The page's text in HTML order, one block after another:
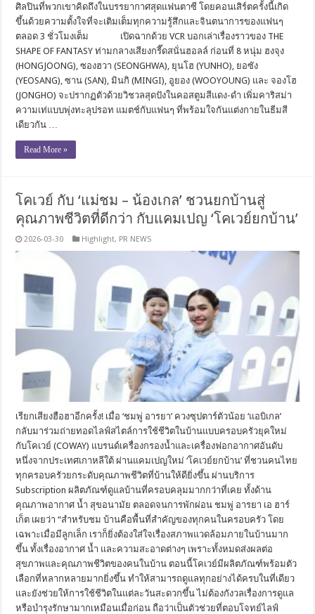
ศิลปินที่พวกเขาคิดถึงในบรรยากาศสุดแฟนตาซี โดยคอนเสิร์ตครั้งนี้เกิด
ขึ้นด้วยความตั้งใจที่จะเติมเต็มทุกความรู้สึกและจินตนาการของแฟนๆ
ตลอด 3 ชั่วโมงเต็ม เปิดฉากด้วย VCR บอกเล่าเรื่องราวของ THE
SHAPE OF FANTASY ท่ามกลางเสียงกรี๊ดสนั่นฮอลล์ ก่อนที่ 8 หนุ่ม ฮงจุง
(HONGJOONG), ซองฮวา (SEONGHWA), ยุนโฮ (YUNHO), ยอซัง
(YEOSANG), ซาน (SAN), มินกิ (MINGI), อูยอง (WOOYOUNG) และ จองโฮ
(JONGHO) จะปรากฏตัวด้วยวิชวลสุดปังในคอสตูมสีแดง-ดำ เพิ่มคาริสม่า
ความเท่แบบพุ่งทะลุปรอท แมตช์กับแฟนๆ ที่พร้อมใจกันแต่งกายในธีมสี
เดียวกัน …
Read More »
โคเวย์ กับ ‘แม่ชม – น้องเกล’ ชวนยกบ้านสู่
คุณภาพชีวิตที่ดีกว่า กับแคมเปญ ‘โคเวย์ยกบ้าน’
2026-03-30 Highlight, PR NEWS
เรียกเสียงฮือฮาอีกครั้ง! เมื่อ ‘ชมพู่ อารยา’ ควงซุปตาร์ตัวน้อย ‘แอบิเกล’
กลับมาร่วมถ่ายทอดไลฟ์สไตล์การใช้ชีวิตในบ้านแบบครอบครัวยุคใหม่
กับโคเวย์ (COWAY) แบรนด์เครื่องกรองน้ำและเครื่องฟอกอากาศอันดับ
หนึ่งจากประเทศเกาหลีใต้ ผ่านแคมเปญใหม่ ‘โคเวย์ยกบ้าน’ ที่ชวนคนไทย
ทุกครอบครัวยกระดับคุณภาพชีวิตที่บ้านให้ดียิ่งขึ้น ผ่านบริการ
Subscription ผลิตภัณฑ์ดูแลบ้านที่ครอบคลุมมากกว่าที่เคย ทั้งด้าน
คุณภาพอากาศ น้ำ สุขอนามัย ตลอดจนการพักผ่อน ชมพู่ อารยา เอ ฮาร์
เก็ต เผยว่า “สำหรับชม บ้านคือพื้นที่สำคัญของทุกคนในครอบครัว โดย
เฉพาะเมื่อมีลูกเล็ก เราก็ยิ่งต้องใส่ใจเรื่องสภาพแวดล้อมภายในบ้านมาก
ขึ้น ทั้งเรื่องอากาศ น้ำ และความสะอาดต่างๆ เพราะทั้งหมดส่งผลต่อ
สุขภาพและคุณภาพชีวิตของคนในบ้าน ตอนนี้โคเวย์มีผลิตภัณฑ์พร้อมตัว
เลือกที่หลากหลายมากยิ่งขึ้น ทำให้สามารถดูแลทุกอย่างได้ครบในที่เดียว
และยังช่วยให้การใช้ชีวิตในแต่ละวันสะดวกขึ้น ไม่ต้องกังวลเรื่องการดูแล
หรือบำรุงรักษามากเหมือนเมื่อก่อน ถือว่าเป็นตัวช่วยที่ตอบโจทย์ไลฟ์